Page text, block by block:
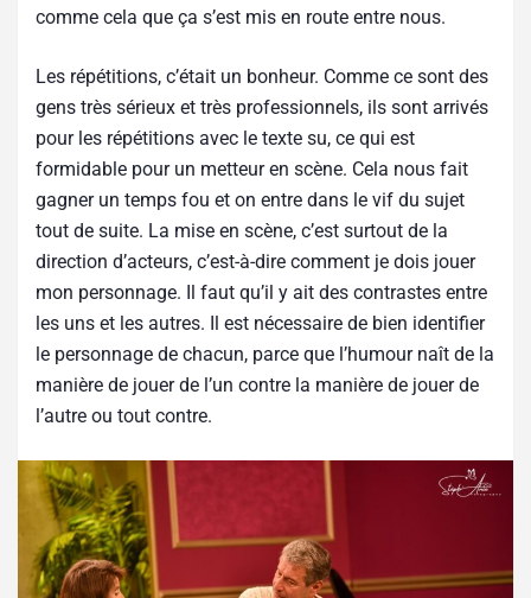
comme cela que ça s’est mis en route entre nous.
Les répétitions, c’était un bonheur. Comme ce sont des
gens très sérieux et très professionnels, ils sont arrivés
pour les répétitions avec le texte su, ce qui est
formidable pour un metteur en scène. Cela nous fait
gagner un temps fou et on entre dans le vif du sujet
tout de suite. La mise en scène, c’est surtout de la
direction d’acteurs, c’est-à-dire comment je dois jouer
mon personnage. Il faut qu’il y ait des contrastes entre
les uns et les autres. Il est nécessaire de bien identifier
le personnage de chacun, parce que l’humour naît de la
manière de jouer de l’un contre la manière de jouer de
l’autre ou tout contre.